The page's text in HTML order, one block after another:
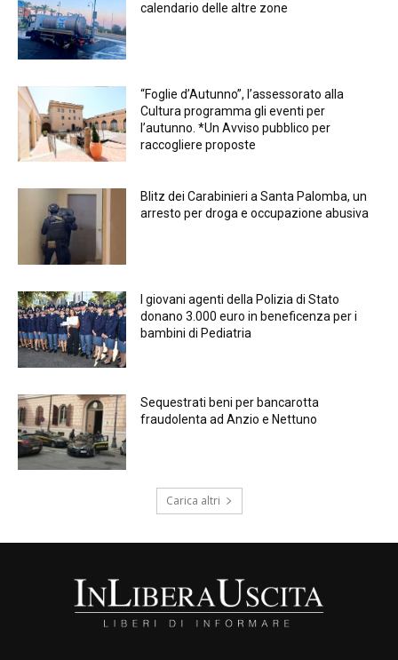
calendario delle altre zone
“Foglie d’Autunno”, l’assessorato alla
Cultura programma gli eventi per
l’autunno. *Un Avviso pubblico per
raccogliere proposte
Blitz dei Carabinieri a Santa Palomba, un
arresto per droga e occupazione abusiva
I giovani agenti della Polizia di Stato
donano 3.000 euro in beneficenza per i
bambini di Pediatria
Sequestrati beni per bancarotta
fraudolenta ad Anzio e Nettuno
Carica altri